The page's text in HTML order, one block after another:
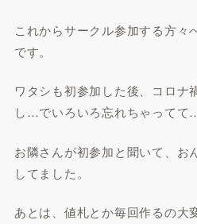
これからサークル参加する方々
です。
ワタシも初参加した後、コロナ
し…でいろいろ忘れちゃってて…
お隣さんが初参加と聞いて、お
してました。
あとは、値札とか毎回作るの大